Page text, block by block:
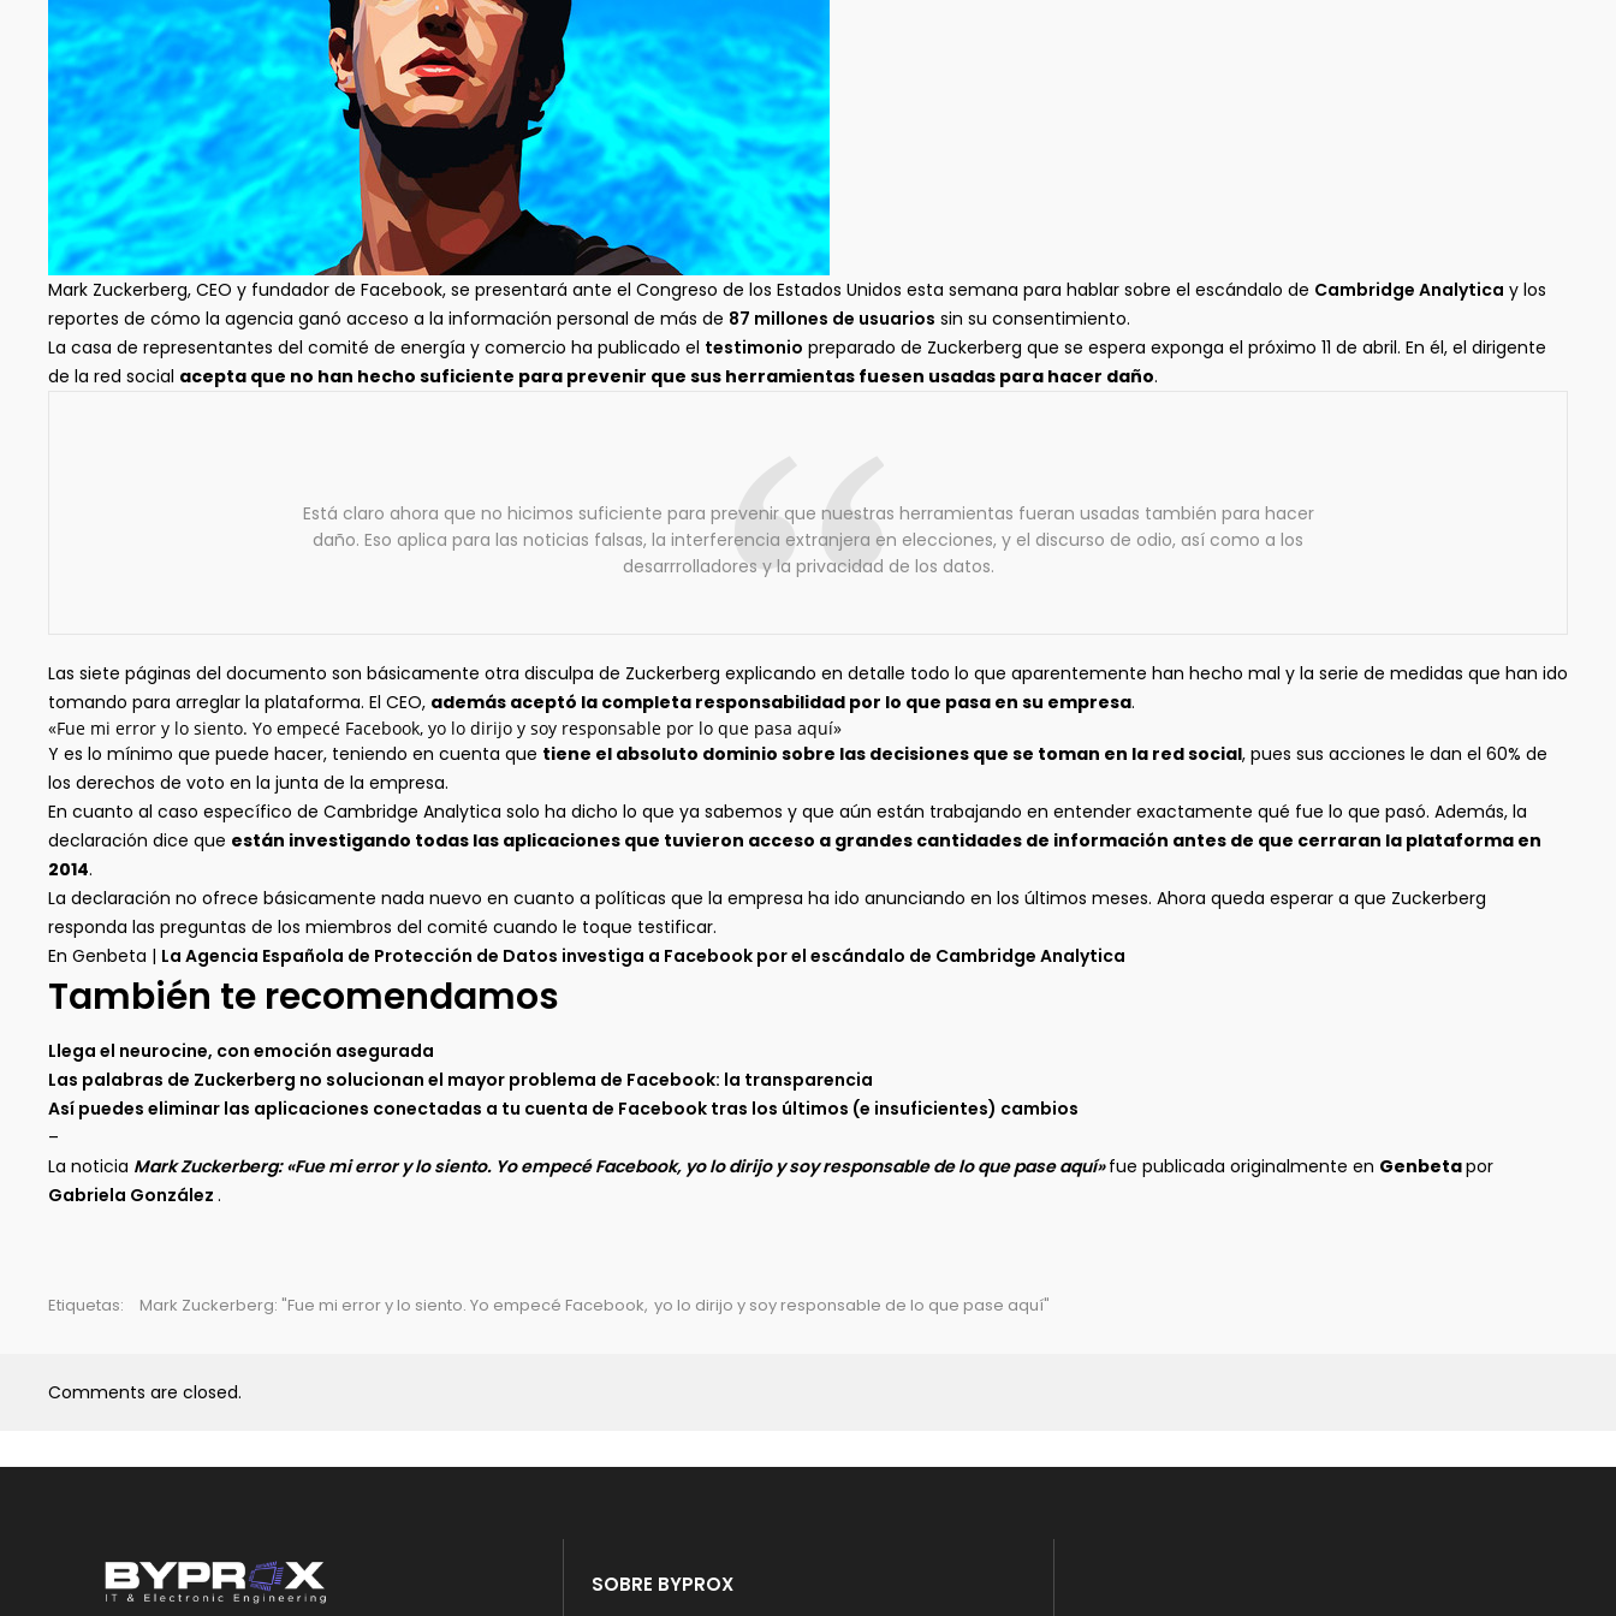
Mark Zuckerberg, CEO y fundador de Facebook, se presentará ante el Congreso de los Estados Unidos esta semana para hablar sobre el escándalo de Cambridge Analytica y los
reportes de cómo la agencia ganó acceso a la información personal de más de 87 millones de usuarios sin su consentimiento.
La casa de representantes del comité de energía y comercio ha publicado el testimonio preparado de Zuckerberg que se espera exponga el próximo 11 de abril. En él, el dirigente
de la red social acepta que no han hecho suficiente para prevenir que sus herramientas fuesen usadas para hacer daño.
Está claro ahora que no hicimos suficiente para prevenir que nuestras herramientas fueran usadas también para hacer
daño. Eso aplica para las noticias falsas, la interferencia extranjera en elecciones, y el discurso de odio, así como a los
desarrrolladores y la privacidad de los datos.
Las siete páginas del documento son básicamente otra disculpa de Zuckerberg explicando en detalle todo lo que aparentemente han hecho mal y la serie de medidas que han ido
tomando para arreglar la plataforma. El CEO, además aceptó la completa responsabilidad por lo que pasa en su empresa.
«Fue mi error y lo siento. Yo empecé Facebook, yo lo dirijo y soy responsable por lo que pasa aquí»
Y es lo mínimo que puede hacer, teniendo en cuenta que tiene el absoluto dominio sobre las decisiones que se toman en la red social, pues sus acciones le dan el 60% de
los derechos de voto en la junta de la empresa.
En cuanto al caso específico de Cambridge Analytica solo ha dicho lo que ya sabemos y que aún están trabajando en entender exactamente qué fue lo que pasó. Además, la
declaración dice que están investigando todas las aplicaciones que tuvieron acceso a grandes cantidades de información antes de que cerraran la plataforma en
2014.
La declaración no ofrece básicamente nada nuevo en cuanto a políticas que la empresa ha ido anunciando en los últimos meses. Ahora queda esperar a que Zuckerberg
responda las preguntas de los miembros del comité cuando le toque testificar.
En Genbeta | La Agencia Española de Protección de Datos investiga a Facebook por el escándalo de Cambridge Analytica
También te recomendamos
Llega el neurocine, con emoción asegurada
Las palabras de Zuckerberg no solucionan el mayor problema de Facebook: la transparencia
Así puedes eliminar las aplicaciones conectadas a tu cuenta de Facebook tras los últimos (e insuficientes) cambios
–
La noticia Mark Zuckerberg: «Fue mi error y lo siento. Yo empecé Facebook, yo lo dirijo y soy responsable de lo que pase aquí»fue publicada originalmente en Genbetapor
Gabriela González .
Etiquetas: Mark Zuckerberg: "Fue mi error y lo siento. Yo empecé Facebook, yo lo dirijo y soy responsable de lo que pase aquí"
Comments are closed.
SOBRE BYPROX